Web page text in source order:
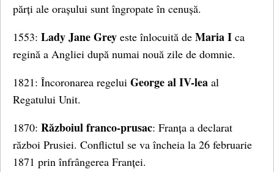
părți ale orașului sunt îngropate în cenușă.
1553: Lady Jane Grey este înlocuită de Maria I ca
regină a Angliei după numai nouă zile de domnie.
1821: Încoronarea regelui George al IV-lea al
Regatului Unit.
1870: Războiul franco-prusac: Franța a declarat
război Prusiei. Conflictul se va încheia la 26 februarie
1871 prin înfrângerea Franței.